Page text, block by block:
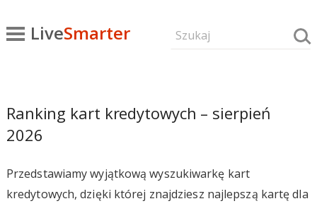
LiveSmarter
Ranking kart kredytowych – sierpień
2026
Przedstawiamy wyjątkową wyszukiwarkę kart
kredytowych, dzięki której znajdziesz najlepszą kartę dla